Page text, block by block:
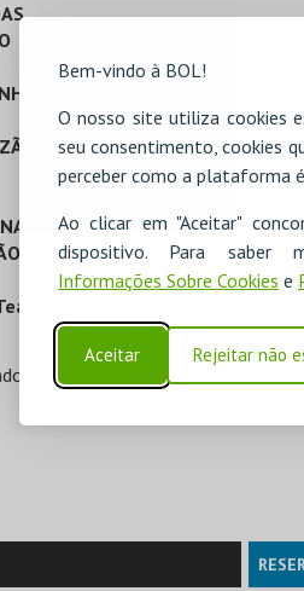
Bem-vindo à BOL!
O nosso site utiliza cookies
seu consentimento, cookies
perceber como a plataforma
Ao clicar em "Aceitar"
dispositivo. Para
Informações Sobre Cookies e
Aceitar Rejeitar não
CRIS, DUARTE GRILO, DUARTE
FALCÃO, MARINA ALBUQUERQUE,
de Almada
no Teatro Municipal Joaquim